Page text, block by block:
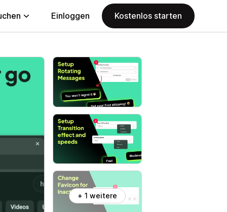
Einloggen Kostenlos starten
+ 1 weitere